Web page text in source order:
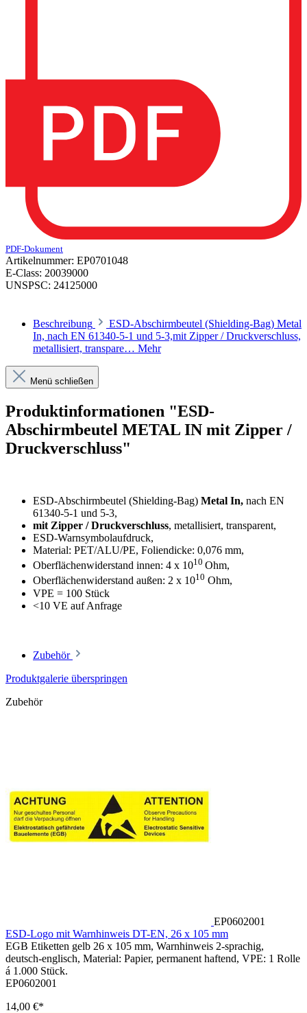
PDF-Dokument
Artikelnummer: EP0701048
E-Class: 20039000
UNSPSC: 24125000
Beschreibung
ESD-Abschirmbeutel (Shielding-Bag) Metal
In, nach EN 61340-5-1 und 5-3,mit Zipper / Druckverschluss,
metallisiert, transpare… Mehr
Menü schließen
Produktinformationen "ESD-
Abschirmbeutel METAL IN mit Zipper /
Druckverschluss"
ESD-Abschirmbeutel (Shielding-Bag) Metal In, nach EN
61340-5-1 und 5-3,
mit Zipper / Druckverschluss, metallisiert, transparent,
ESD-Warnsymbolaufdruck,
Material: PET/ALU/PE, Foliendicke: 0,076 mm,
Oberflächenwiderstand innen: 4 x 1010 Ohm,
Oberflächenwiderstand außen: 2 x 1010 Ohm,
VPE = 100 Stück
<10 VE auf Anfrage
Zubehör
Produktgalerie überspringen
Zubehör
EP0602001
ESD-Logo mit Warnhinweis DT-EN, 26 x 105 mm
EGB Etiketten gelb 26 x 105 mm, Warnhinweis 2-sprachig,
deutsch-englisch, Material: Papier, permanent haftend, VPE: 1 Rolle
á 1.000 Stück.
EP0602001
14,00 €*